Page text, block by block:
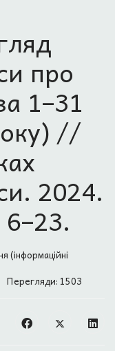
про
1–31
//
2024.
(інформаційні
Перегляди: 1503